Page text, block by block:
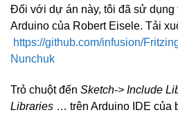
Đối với dự án này, tôi đã sử dụng
Arduino của Robert Eisele. Tải
https://github.com/infusion/
Nunchuk
Trỏ chuột đến Sketch-> Include
Libraries … trên Arduino IDE của